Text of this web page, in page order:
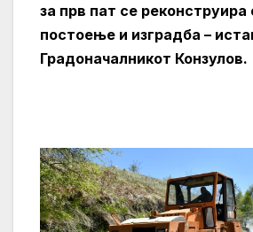
за прв пат се реконструира
постоење и изградба –
Градоначалникот Конзулов.